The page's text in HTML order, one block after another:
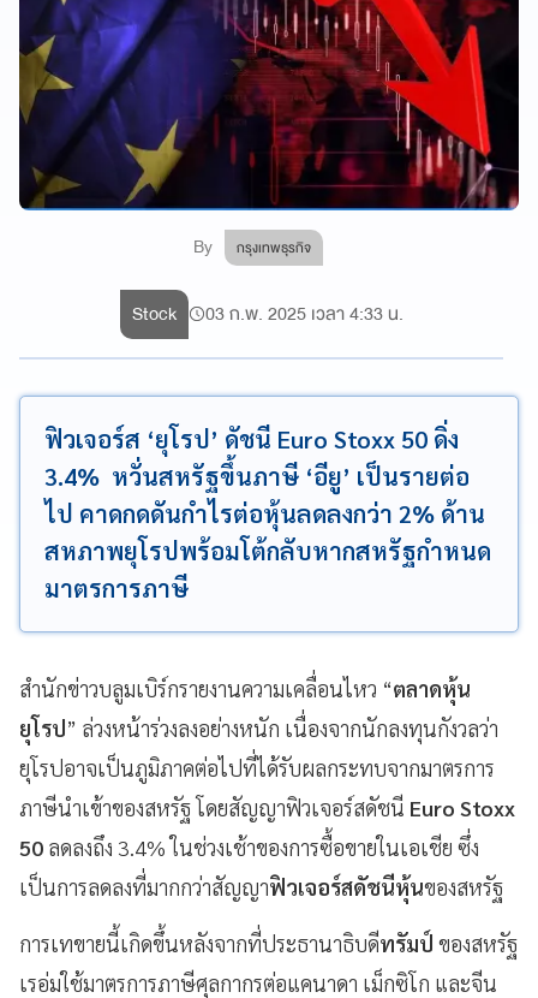
By กรุงเทพธุรกิจ
Stock 03 ก.พ. 2025 เวลา 4:33 น.
ฟิวเจอร์ส ‘ยุโรป’ ดัชนี Euro Stoxx 50 ดิ่ง
3.4% หวั่นสหรัฐขึ้นภาษี ‘อียู’ เป็นรายต่อ
ไป คาดกดดันกำไรต่อหุ้นลดลงกว่า 2% ด้าน
สหภาพยุโรปพร้อมโต้กลับหากสหรัฐกำหนด
มาตรการภาษี
สำนักข่าวบลูมเบิร์กรายงานความเคลื่อนไหว “ตลาดหุ้น
ยุโรป” ล่วงหน้าร่วงลงอย่างหนัก เนื่องจากนักลงทุนกังวลว่า
ยุโรปอาจเป็นภูมิภาคต่อไปที่ได้รับผลกระทบจากมาตรการ
ภาษีนำเข้าของสหรัฐ โดยสัญญาฟิวเจอร์สดัชนี Euro Stoxx
50 ลดลงถึง 3.4% ในช่วงเช้าของการซื้อขายในเอเชีย ซึ่ง
เป็นการลดลงที่มากกว่าสัญญาฟิวเจอร์สดัชนีหุ้นของสหรัฐ
การเทขายนี้เกิดขึ้นหลังจากที่ประธานาธิบดีทรัมป์ ของสหรัฐ
เรอ่มใช้มาตรการภาษีศุลกากรต่อแคนาดา เม็กซิโก และจีน